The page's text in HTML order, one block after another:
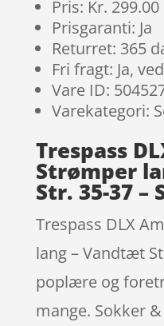
Pris: Kr. 299.00
Prisgaranti: Ja
Returret: 365
Fri fragt: Ja,
Vare ID:
Varekategori:
Trespass
Strømper
Str. 35-37 –
Trespass DLX
lang – Vandtæt
poplære og
mange. Sokker